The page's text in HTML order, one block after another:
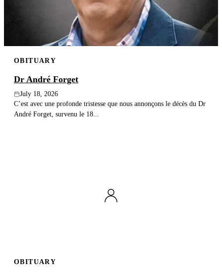
OBITUARY
Dr André Forget
July 18, 2026
C’est avec une profonde tristesse que nous annonçons le décès du Dr
André Forget, survenu le 18...
OBITUARY